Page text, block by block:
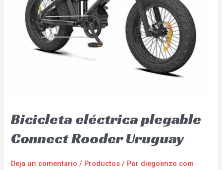
Bicicleta eléctrica plegable
Connect Rooder Uruguay
Deja un comentario / Productos / Por diegoenzo.com